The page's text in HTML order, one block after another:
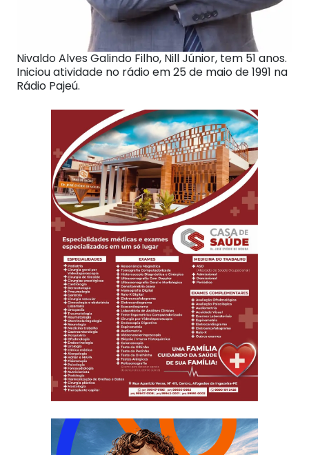
Nivaldo Alves Galindo Filho, Nill Júnior, tem 51 anos.
Iniciou atividade no rádio em 25 de maio de 1991 na
Rádio Pajeú.